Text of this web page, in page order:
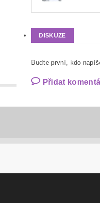
DISKUZE
Buďte první, kdo
Přidat